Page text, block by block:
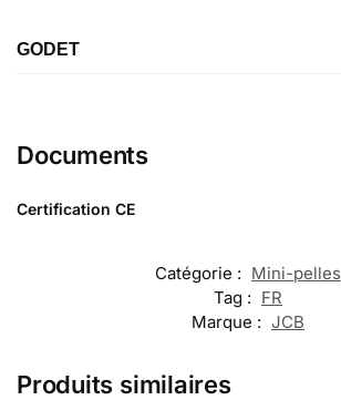
GODET
Documents
Certification CE
Catégorie : Mini-pelles
Tag : FR
Marque : JCB
Produits similaires